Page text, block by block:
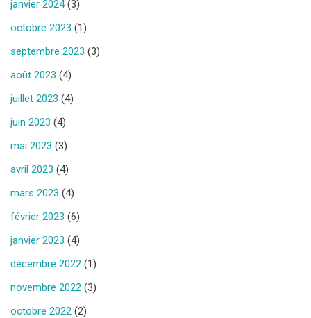
janvier 2024(3)
octobre 2023 (1)
septembre 2023 (3)
août 2023 (4)
juillet 2023 (4)
juin 2023 (4)
mai 2023 (3)
avril 2023 (4)
mars 2023 (4)
février 2023 (6)
janvier 2023 (4)
décembre 2022 (1)
novembre 2022 (3)
octobre 2022 (2)